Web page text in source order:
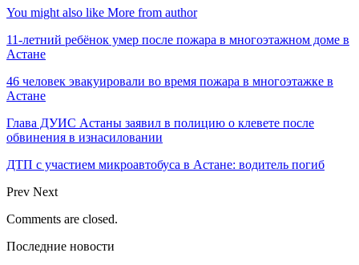
You might also like More from author
11-летний ребёнок умер после пожара в многоэтажном доме в
Астане
46 человек эвакуировали во время пожара в многоэтажке в
Астане
Глава ДУИС Астаны заявил в полицию о клевете после
обвинения в изнасиловании
ДТП с участием микроавтобуса в Астане: водитель погиб
Prev Next
Comments are closed.
Последние новости